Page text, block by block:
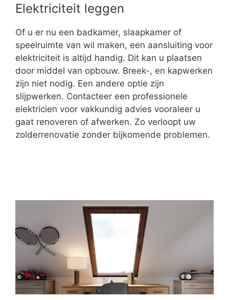
Elektriciteit leggen
Of u er nu een badkamer, slaapkamer of
speelruimte van wil maken, een aansluiting voor
elektriciteit is altijd handig. Dit kan u plaatsen
door middel van opbouw. Breek-, en kapwerken
zijn niet nodig. Een andere optie zijn
slijpwerken. Contacteer een professionele
elektricien voor vakkundig advies vooraleer u
gaat renoveren of afwerken. Zo verloopt uw
zolderrenovatie zonder bijkomende problemen.